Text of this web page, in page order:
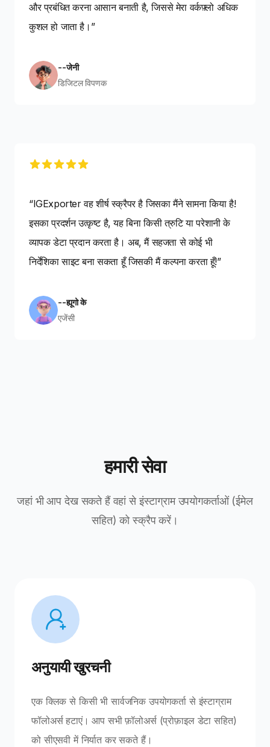
और प्रबंधित करना आसान बनाती है, जिससे मेरा वर्कफ़्लो अधिक
कुशल हो जाता है।”
--जेनी
डिजिटल विपणक
5 out of 5 stars
“IGExporter वह शीर्ष स्क्रैपर है जिसका मैंने सामना किया है!
इसका प्रदर्शन उत्कृष्ट है, यह बिना किसी त्रुटि या परेशानी के
व्यापक डेटा प्रदान करता है। अब, मैं सहजता से कोई भी
निर्देशिका साइट बना सकता हूँ जिसकी मैं कल्पना करता हूँ!”
--ह्यूगो के
एजेंसी
हमारी सेवा
जहां भी आप देख सकते हैं वहां से इंस्टाग्राम उपयोगकर्ताओं (ईमेल
सहित) को स्क्रैप करें।
अनुयायी खुरचनी
एक क्लिक से किसी भी सार्वजनिक उपयोगकर्ता से इंस्टाग्राम
फॉलोअर्स हटाएं। आप सभी फ़ॉलोअर्स (प्रोफ़ाइल डेटा सहित)
को सीएसवी में निर्यात कर सकते हैं।